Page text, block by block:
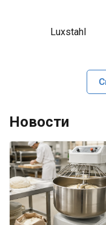
Luxstahl
Новости